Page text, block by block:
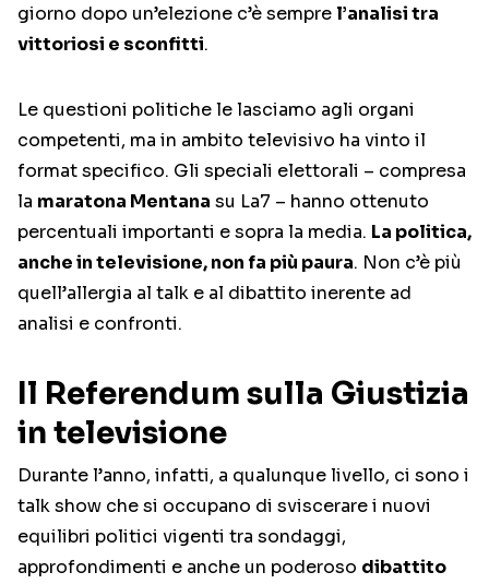
giorno dopo un’elezione c’è sempre l’analisi tra
vittoriosi e sconfitti.
Le questioni politiche le lasciamo agli organi
competenti, ma in ambito televisivo ha vinto il
format specifico. Gli speciali elettorali – compresa
la maratona Mentana su La7 – hanno ottenuto
percentuali importanti e sopra la media. La politica,
anche in televisione, non fa più paura. Non c’è più
quell’allergia al talk e al dibattito inerente ad
analisi e confronti.
Il Referendum sulla Giustizia
in televisione
Durante l’anno, infatti, a qualunque livello, ci sono i
talk show che si occupano di sviscerare i nuovi
equilibri politici vigenti tra sondaggi,
approfondimenti e anche un poderoso dibattito